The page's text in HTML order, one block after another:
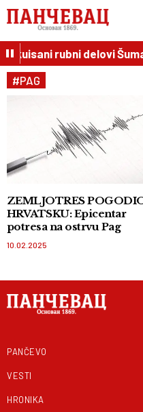
rubni delovi
#PAG
ZEMLJOTRES
HRVATSKU: Epicentar
potresa na ostrvu Pag
10.02.2025
PANČEVO
VESTI
HRONIKA